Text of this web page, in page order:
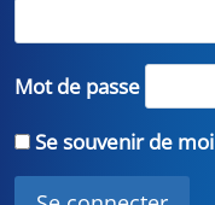
Mot de passe
Se souvenir de moi